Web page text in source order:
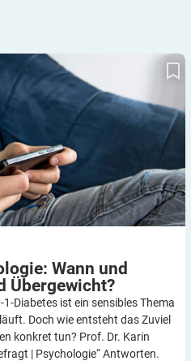
und warum hat unser Kind
Wann und
Übergewicht?
Diabetes ist ein sensibles Thema
Doch wie entsteht das Zuviel
konkret tun? Prof. Dr. Karin
| Psychologie“ Antworten.